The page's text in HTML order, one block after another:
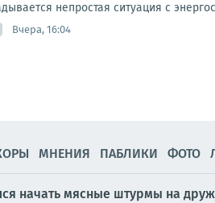
непростая ситуация с
Вчера, 16:04
МНЕНИЯ ПАБЛИКИ ФОТО
начать мясные штурмы на